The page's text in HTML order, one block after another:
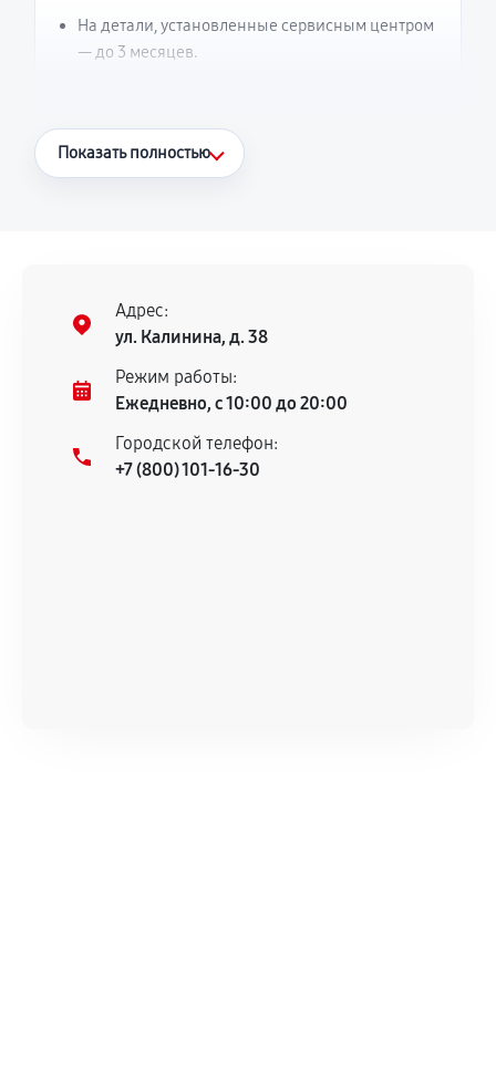
На детали, установленные сервисным центром
— до 3 месяцев.
Что считается гарантийным случаем
нормальной эксплуатации в течение
гарантийного срока.
Несоответствие комплектующей заявленным
техническим характеристикам.
Документы для подтверждения
Показать полностью
Адрес:
ул. Калинина, д. 38
Режим работы:
Ежедневно, с 10:00 до 20:00
Городской телефон:
+7 (800) 101-16-30